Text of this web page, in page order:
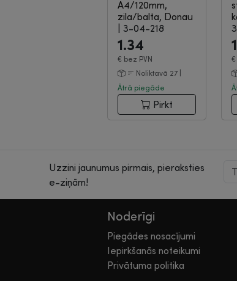
A4/120mm,
zila/balta, Donau
3-04-218
1.34
€ bez PVN
Noliktavā 27 |
Ātrā piegāde
Pirkt
€
Uzzini jaunumus pirmais, pieraksties
e-ziņām!
Noderīgi
Piegādes nosacījumi
Iepirkšanās noteikumi
Privātuma politika